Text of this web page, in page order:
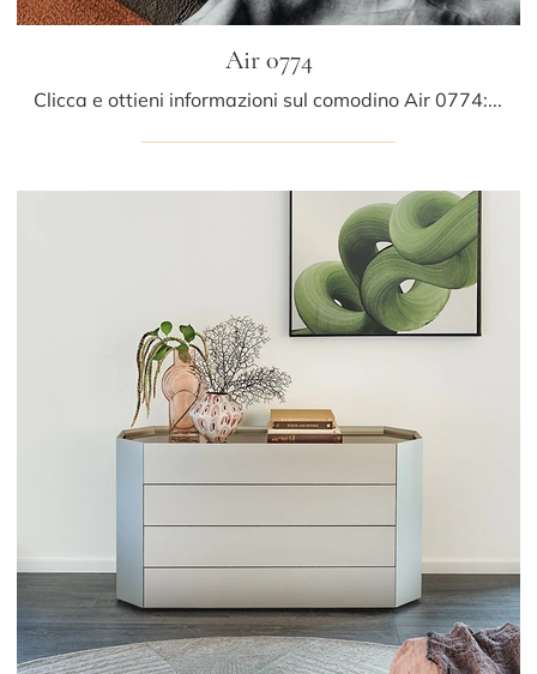
Air 0774
Clicca e ottieni informazioni sul comodino Air 0774: Comodini e cassettiere di Lago sono ideali per spazi moderni.